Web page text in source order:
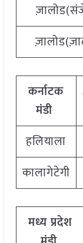
कर्नाटक
मंडी
हलियाला
कालागेटेगी
मध्य प्रदेश